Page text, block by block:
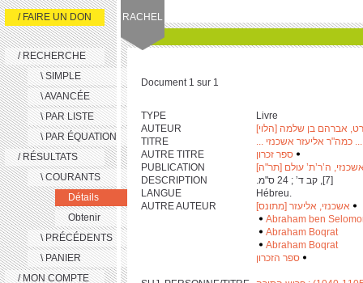
RACHEL
/ FAIRE UN DON
/ RECHERCHE
\ SIMPLE
\ AVANCÉE
\ PAR LISTE
\ PAR ÉQUATION
/ RÉSULTATS
\ COURANTS
Détails
Obtenir
\ PRÉCÉDENTS
\ PANIER
/ MON COMPTE
Document 1 sur 1
TYPE
Livre
AUTEUR
אברהם בן שלמה [הלוי]
TITRE
כמה"ר אליעזר אשכנזי ...
AUTRE TITRE
ספר זכרון
PUBLICATION
ה’ר’ת’ עולם [תר"ה]
DESCRIPTION
LANGUE
Hébreu.
AUTRE AUTEUR
אשכנזי, אליעזר [מתונס]
Abraham ben
Abraham Boqrat
Abraham Boqrat
ספר הזכרון